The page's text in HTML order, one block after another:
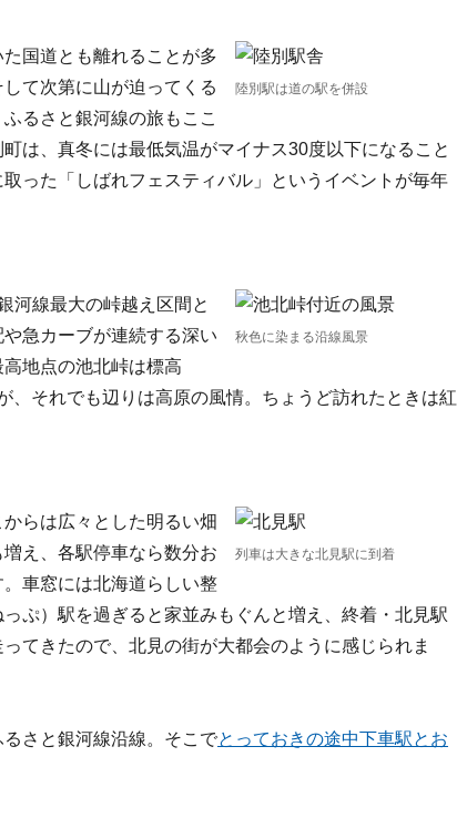
陸別駅は道の駅を併設
国道とも離れることが多
て次第に山が迫ってくる
るさと銀河線の旅もここ
は、真冬には最低気温がマイナス30度以下になること
った「しばれフェスティバル」というイベントが毎年
秋色に染まる沿線風景
河線最大の峠越え区間と
急カーブが連続する深い
地点の池北峠は標高
、それでも辺りは高原の風情。ちょうど訪れたときは紅
列車は大きな北見駅に到着
らは広々とした明るい畑
え、各駅停車なら数分お
車窓には北海道らしい整
ぷ）駅を過ぎると家並みもぐんと増え、終着・北見駅
てきたので、北見の街が大都会のように感じられま
さと銀河線沿線。そこでとっておきの途中下車駅とお